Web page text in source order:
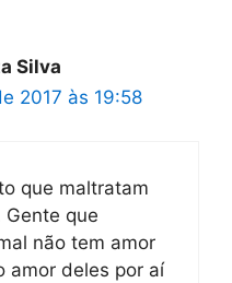
Silva
2017 às 19:58
que maltratam
que
não tem amor
amor deles por aí